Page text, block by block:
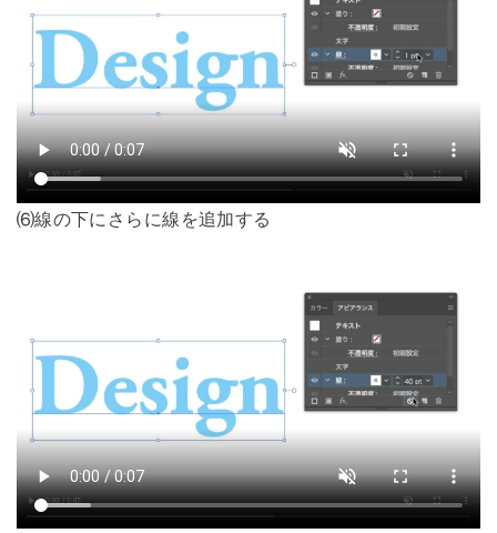
⑹線の下にさらに線を追加する